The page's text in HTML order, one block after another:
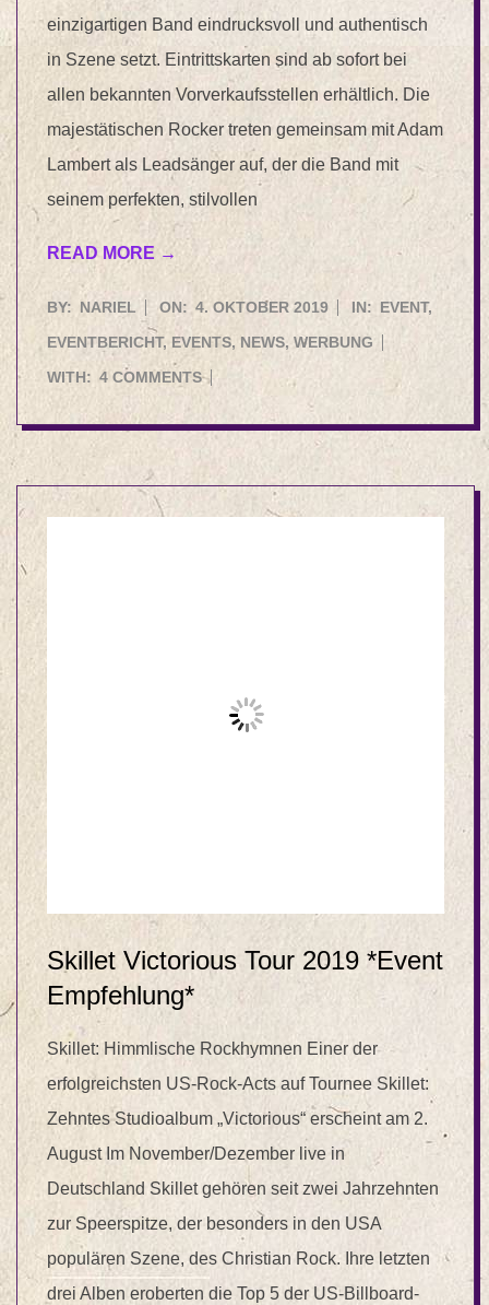
einzigartigen Band eindrucksvoll und authentisch
in Szene setzt. Eintrittskarten sind ab sofort bei
allen bekannten Vorverkaufsstellen erhältlich. Die
majestätischen Rocker treten gemeinsam mit Adam
Lambert als Leadsänger auf, der die Band mit
seinem perfekten, stilvollen
READ MORE →
2019-
10-
04
BY: NARIEL ON: 4. OKTOBER 2019 IN: EVENT,
EVENTBERICHT, EVENTS, NEWS,WERBUNG
WITH: 4 COMMENTS
Skillet Victorious Tour 2019 *Event
Empfehlung*
Skillet: Himmlische Rockhymnen Einer der
erfolgreichsten US-Rock-Acts auf Tournee Skillet:
Zehntes Studioalbum „Victorious“ erscheint am 2.
August Im November/Dezember live in
Deutschland Skillet gehören seit zwei Jahrzehnten
zur Speerspitze, der besonders in den USA
populären Szene, des Christian Rock. Ihre letzten
drei Alben eroberten die Top 5 der US-Billboard-